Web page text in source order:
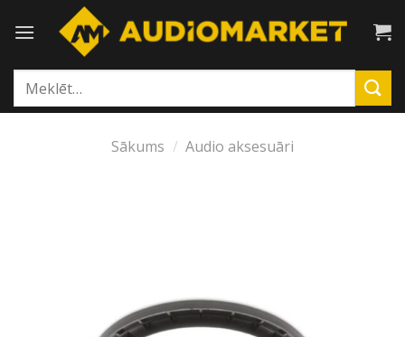
Meklēt:
Sākums / Audio aksesuāri